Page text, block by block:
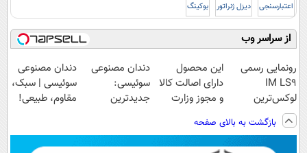
اعتبارسنجی دیزل ژنراتور بوکینگ
از سراسر وب
رونمایی رسمی
IM LS9
لوکس‌ترین
EREV در ایران
این محصول
دارای اصالت کالا
و مجوز وزارت
است(55%تخفیف)
دندان مصنوعی
سوئیسی:
جدیدترین
پرداخت قسطی
دندان مصنوعی
سوئیسی | سبک،
مقاوم، طبیعی!
اقساطی😍
بازگشت به بالای صفحه